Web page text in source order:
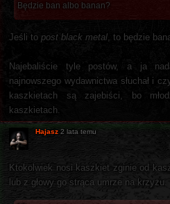
Będzie ban albo banan?
Jeśli to post black metal, to będzie
Najebaliście tyle postów, a ja
najnowszego wydawnictwa słuchał i
kaszkietach są zajebiści, bo
kaszkietach.
Hajasz 2 lata temu
Ktokolwiek nosi kaszkiet zginie od
lub z głowy go strąca umrze na krzyżu.